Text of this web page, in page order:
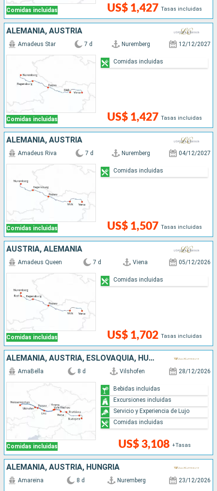
Comidas incluidas US$ 1,427 Tasas incluidas
ALEMANIA, AUSTRIA
Comidas incluidas
Amadeus Star 7 d Nuremberg 12/12/2027
US$ 1,427 Tasas incluidas
Comidas incluidas
ALEMANIA, AUSTRIA
Comidas incluidas
Amadeus Riva 7 d Nuremberg 04/12/2027
US$ 1,507 Tasas incluidas
Comidas incluidas
AUSTRIA, ALEMANIA
Comidas incluidas
Amadeus Queen 7 d Viena 05/12/2026
US$ 1,702 Tasas incluidas
Comidas incluidas
ALEMANIA, AUSTRIA, ESLOVAQUIA, HUNGRÍA
Comidas incluidas
AmaBella 8 d Vilshofen 28/12/2026
US$ 3,108 +Tasas
Bebidas incluidas
Excursiones incluidas
Servicio y Experiencia de Lujo
Comidas incluidas
ALEMANIA, AUSTRIA, HUNGRÍA
Amareina 8 d Nuremberg 23/12/2026